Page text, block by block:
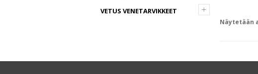
+
VETUS VENETARVIKKEET
Näytetään